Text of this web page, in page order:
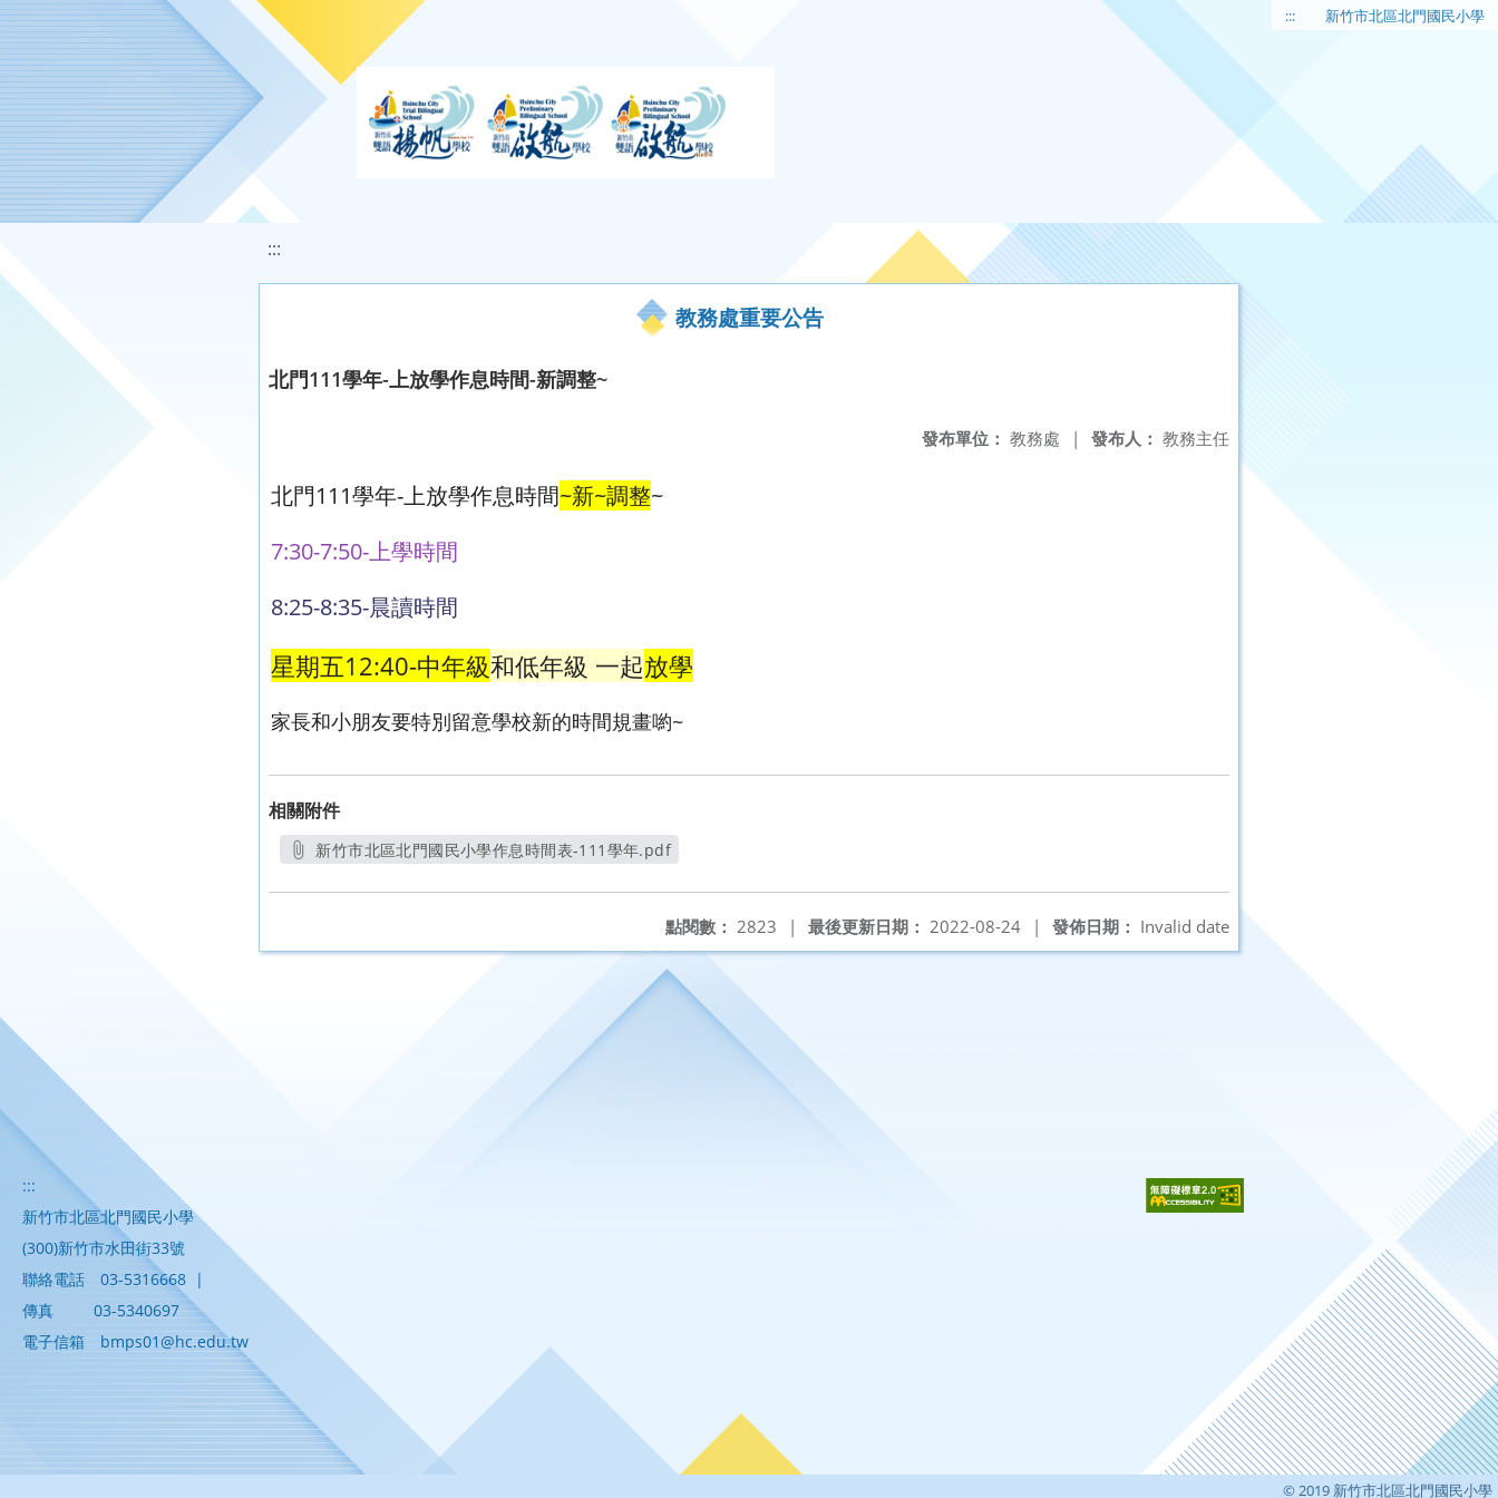
移至網頁之主要內容區位置 ::: 新竹市北區北門國民小學
:::
教務處重要公告
北門111學年-上放學作息時間-新調整~
發布人： 教務主任
發布單位： 教務處 |
北門111學年-上放學作息時間~新~調整~
7:30-7:50-上學時間
8:25-8:35-晨讀時間
星期五12:40-中年級和低年級 一起放學
家長和小朋友要特別留意學校新的時間規畫喲~
相關附件
新竹市北區北門國民小學作息時間表-111學年.pdf
發佈日期： Invalid date
最後更新日期： 2022-08-24 |
點閱數： 2823 |
:::
新竹市北區北門國民小學
(300)新竹市水田街33號
聯絡電話
03-5316668 |
傳真
03-5340697
電子信箱
bmps01@hc.edu.tw
© 2019 新竹市北區北門國民小學